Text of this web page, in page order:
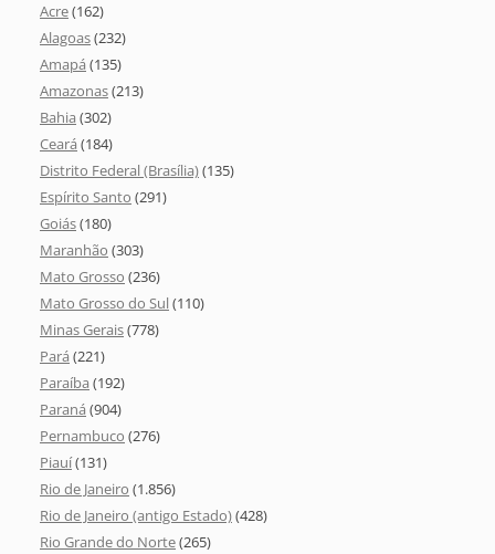
Acre(162)
Alagoas(232)
Amapá (135)
Amazonas(213)
Bahia (302)
Ceará (184)
Distrito Federal (Brasília)(135)
Espírito Santo (291)
Goiás(180)
Maranhão (303)
Mato Grosso (236)
Mato Grosso do Sul(110)
Minas Gerais(778)
Pará (221)
Paraíba (192)
Paraná (904)
Pernambuco (276)
Piauí(131)
Rio de Janeiro (1.856)
Rio de Janeiro (antigo Estado)(428)
Rio Grande do Norte(265)